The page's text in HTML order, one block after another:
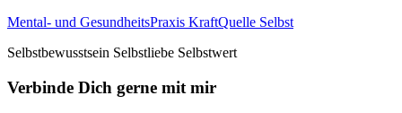
Mental- und GesundheitsPraxis KraftQuelle Selbst
Selbstbewusstsein Selbstliebe Selbstwert
Verbinde Dich gerne mit mir